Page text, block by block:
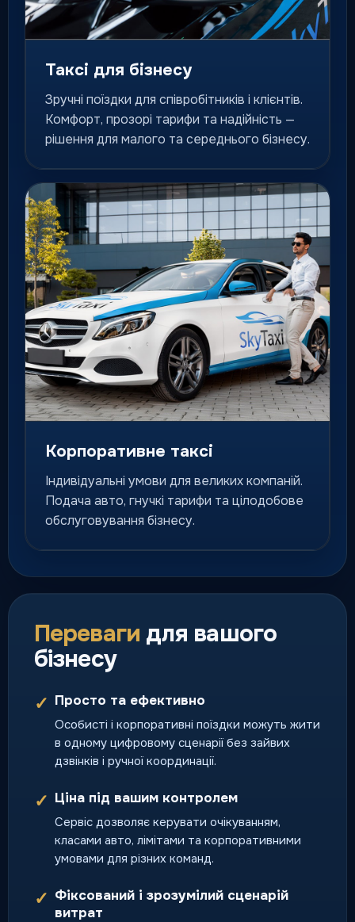
фіксованим маршрутом і
зрозумілою логікою сервісу.
Попереднє замовлення
Подача авто на конкретний
та подій.
планування поїздки
заздалегідь
Таксі на вокзал
Трансфери хвилина в хвилину
на вокзали, аеропорти та
транспортні вузли.
ранні виїзди та зустрічі
Таксі з терміналом
Безготівкова оплата карткою в
салоні — зручно для бізнесу й
щоденних поїздок.
картка / безготівково /
бізнес
відправлень по місту.
доставка день у день
Перевезення тварин
Поїздки разом із улюбленцями
за зрозумілими правилами
поїздка з домашнім
улюбленцем
Тверезий водій
Безпечне повернення додому,
Таксі для бізнесу
Зручні поїздки для співробітників і клієнтів.
Комфорт, прозорі тарифи та надійність —
рішення для малого та середнього бізнесу.
Корпоративне таксі
Індивідуальні умови для великих компаній.
Подача авто, гнучкі тарифи та цілодобове
обслуговування бізнесу.
Переваги для вашого
бізнесу
✓ Просто та ефективно
Особисті і корпоративні поїздки можуть жити
в одному цифровому сценарії без зайвих
дзвінків і ручної координації.
✓ Ціна під вашим контролем
Сервіс дозволяє керувати очікуванням,
класами авто, лімітами та корпоративними
умовами для різних команд.
✓ Фіксований і зрозумілий сценарій
витрат